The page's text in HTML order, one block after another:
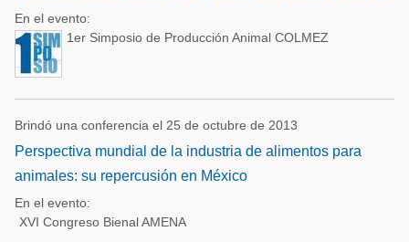
En el evento:
1er Simposio de Producción Animal COLMEZ
Brindó una conferencia el 25 de octubre de 2013
Perspectiva mundial de la industria de alimentos para
animales: su repercusión en México
En el evento:
XVI Congreso Bienal AMENA